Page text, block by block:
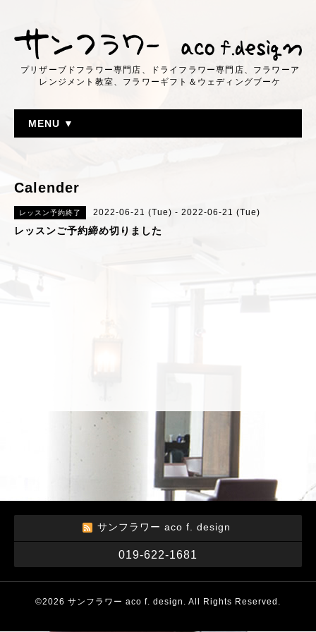
プリザーブドフラワー専門店、ドライフラワー専門店、フラワーア
レンジメント教室、フラワーギフト＆ウェディングブーケ
MENU ▼
Calender
レッスン予約終了 2022-06-21 (Tue) - 2022-06-21 (Tue)
レッスンご予約締め切りました
サンフラワー aco f. design
019-622-1681
©2026 サンフラワー aco f. design . All Rights Reserved.